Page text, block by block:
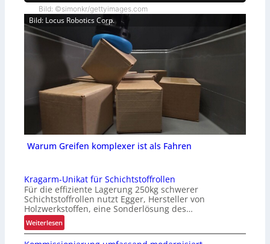
Bild: ©simonkr/gettyimages.com
Bild: Locus Robotics Corp.
Warum Greifen komplexer ist als Fahren
Kragarm-Unikat für Schichtstoffrollen
Für die effiziente Lagerung 250kg schwerer
Schichtstoffrollen nutzt Egger, Hersteller von
Holzwerkstoffen, eine Sonderlösung des…
Weiterlesen:
K